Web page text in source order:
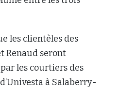
les clientèles des
Renaud seront
les courtiers des
à Salaberry-